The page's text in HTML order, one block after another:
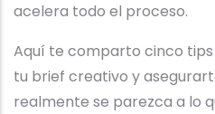
acelera todo el proceso.
Aquí te comparto cinco
tu brief creativo y
realmente se parezca a lo